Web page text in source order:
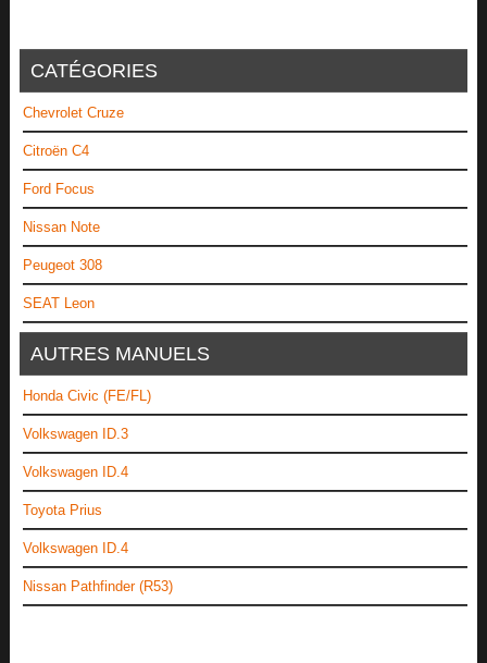
CATÉGORIES
Chevrolet Cruze
Citroën C4
Ford Focus
Nissan Note
Peugeot 308
SEAT Leon
AUTRES MANUELS
Honda Civic (FE/FL)
Volkswagen ID.3
Volkswagen ID.4
Toyota Prius
Volkswagen ID.4
Nissan Pathfinder (R53)